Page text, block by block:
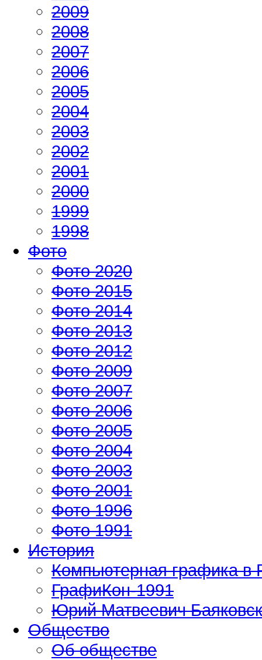
2009
2008
2007
2006
2005
2004
2003
2002
2001
2000
1999
1998
Фото
Фото 2020
Фото 2015
Фото 2014
Фото 2013
Фото 2012
Фото 2009
Фото 2007
Фото 2006
Фото 2005
Фото 2004
Фото 2003
Фото 2001
Фото 1996
Фото 1991
История
Компьютерная графика в
ГрафиКон-1991
Юрий Матвеевич
Общество
Об обществе